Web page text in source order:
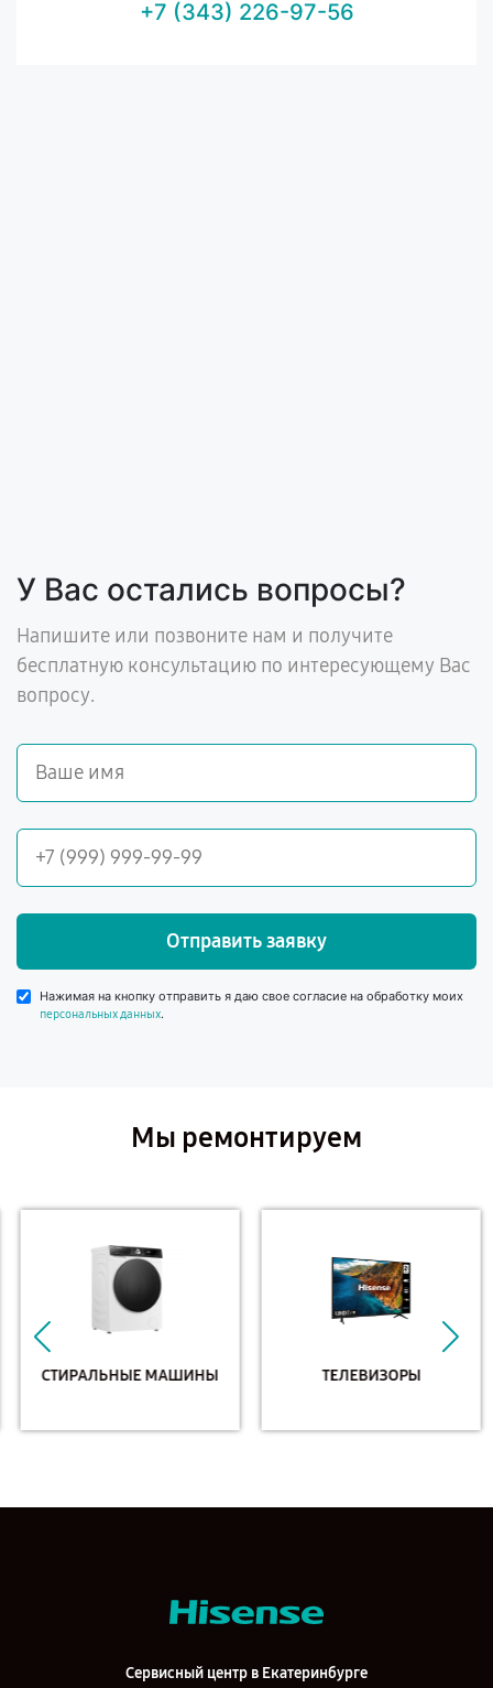
+7 (343) 226-97-56
У Вас остались вопросы?
Напишите или позвоните нам и получите
бесплатную консультацию по интересующему Вас
вопросу.
Отправить заявку
Нажимая на кнопку отправить я даю свое согласие на обработку моих
персональных данных.
Мы ремонтируем
СТИРАЛЬНЫЕ МАШИНЫ ТЕЛЕВИЗОРЫ
Сервисный центр в Екатеринбурге